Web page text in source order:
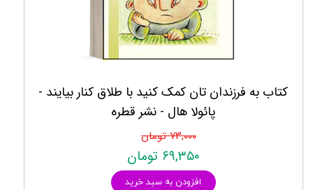
کتاب به فرزندان تان کمک کنید با طلاق کنار بیایند -
پائولا هال - نشر قطره
۷۳,۰۰۰ تومان
۶۹,۳۵۰ تومان
افزودن به سبد خرید